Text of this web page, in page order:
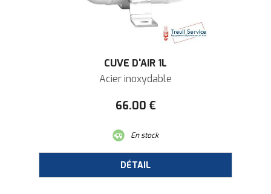
CUVE D'AIR 1L
Acier inoxydable
66.00 €
En stock